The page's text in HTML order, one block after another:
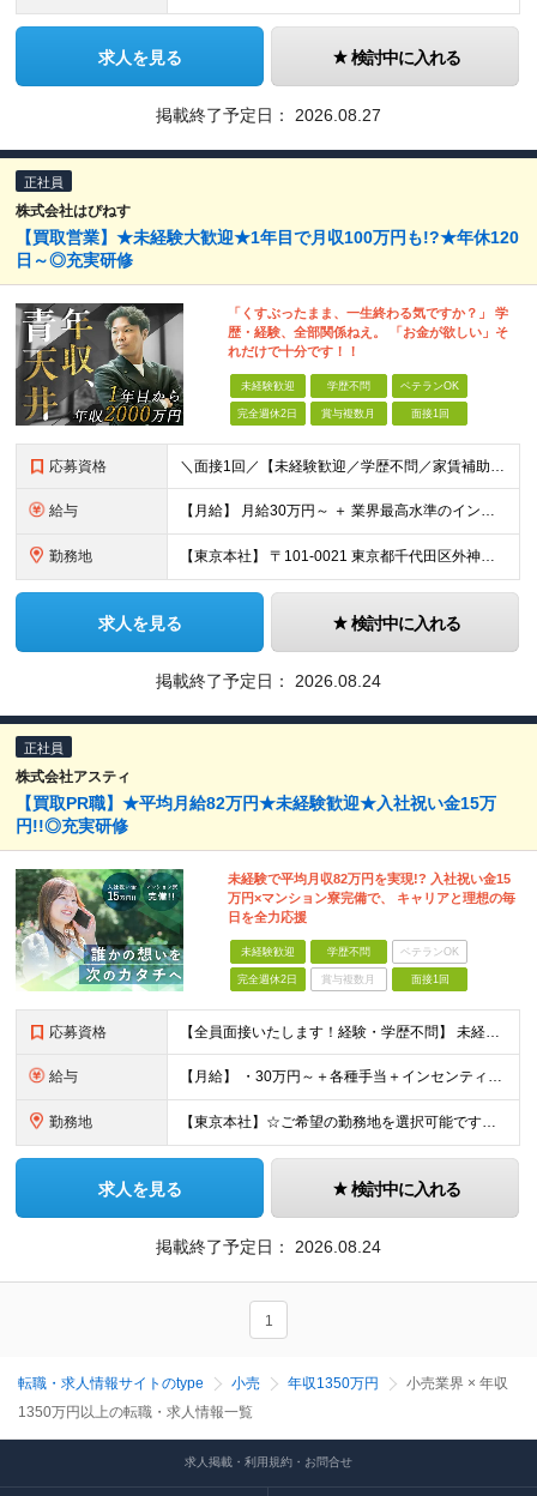
求人を見る 検討中に入れる
掲載終了予定日： 2026.08.27
正社員
株式会社はぴねす
【買取営業】★未経験大歓迎★1年目で月収100万円も!?★年休120
日～◎充実研修
「くすぶったまま、一生終わる気ですか？」 学
歴・経験、全部関係ねえ。 「お金が欲しい」そ
れだけで十分です！！
未経験歓迎 学歴不問 ベテランOK
完全週休2日 賞与複数月 面接1回
応募資格 ＼面接1回／【未経験歓迎／学歴不問／家賃補助あり】 社会人デビューや＆収入アップを実現したい方 人柄を重視した採用を行っています。 書類選考は厳格ではなく、面接は基本1回！スピーディに選考を進めてい
給与 【月給】 月給30万円～ ＋ 業界最高水準のインセンティブ ＋ 各種手当 「稼がせたい」という会社の想いから、還元率は粗利の10～28％に設定。 頑張りがそのまま月収に直結する、嘘のない給与体系です
勤務地 【東京本社】 〒101-0021 東京都千代田区外神田5-2-3 ┗最寄駅：御徒町駅／秋葉原駅 ┗受動喫煙対策：屋内禁煙 ■その他：神奈川県、埼玉県、千葉県や全国への出張もあり ※転居を伴う転勤は
求人を見る 検討中に入れる
掲載終了予定日： 2026.08.24
正社員
株式会社アスティ
【買取PR職】★平均月給82万円★未経験歓迎★入社祝い金15万
円!!◎充実研修
未経験で平均月収82万円を実現!? 入社祝い金15
万円×マンション寮完備で、 キャリアと理想の毎
日を全力応援
未経験歓迎 学歴不問 ベテランOK
完全週休2日 賞与複数月 面接1回
応募資格 【全員面接いたします！経験・学歴不問】 未経験から稼ぎたい人＜第二新卒・社会人デビュー歓迎＞ ☆職種・業種未経験歓迎！未経験から稼げる環境です。 ◇人柄・意欲重視の選考！◇ 面接はお互いのことを知
給与 【月給】 ・30万円～＋各種手当＋インセンティブ ・試用期間(6ヶ月) ※固定残業代は、時間外労働の有無に関わらず月34時間分を月5.6万円支給 ※上記を超える時間外労働分は追加で支給 ※試用期間中の
勤務地 【東京本社】☆ご希望の勤務地を選択可能です！U・Iターン歓迎 〒171-0021 東京都豊島区西池袋２丁目３９－８ ■新宿営業所 「新宿御苑前駅」より徒歩5分、「新宿三丁目駅」より徒歩8分 東京都新
求人を見る 検討中に入れる
掲載終了予定日： 2026.08.24
1
転職・求人情報サイトのtype 小売 年収1350万円
小売業界 × 年収
1350万円以上の転職・求人情報一覧
求人掲載・利用規約・お問合せ